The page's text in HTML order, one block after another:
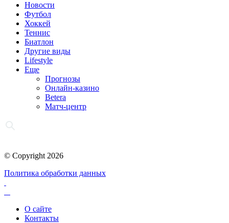
Новости
Футбол
Хоккей
Теннис
Биатлон
Другие виды
Lifestyle
Еще
Прогнозы
Онлайн-казино
Betera
Матч-центр
© Copyright 2026
Политика обработки данных
О сайте
Контакты